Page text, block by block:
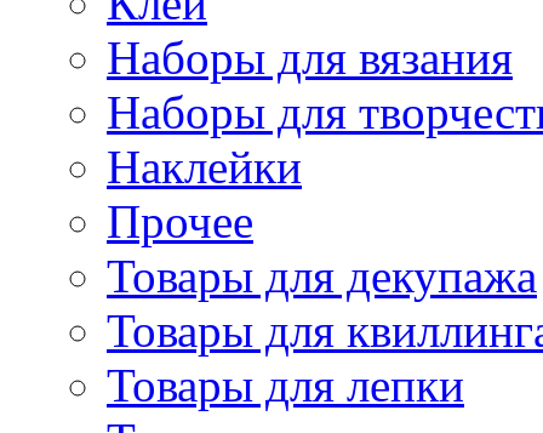
Наборы для вязания
Наборы для
Наклейки
Прочее
Товары для декупажа
Товары для
Товары для лепки